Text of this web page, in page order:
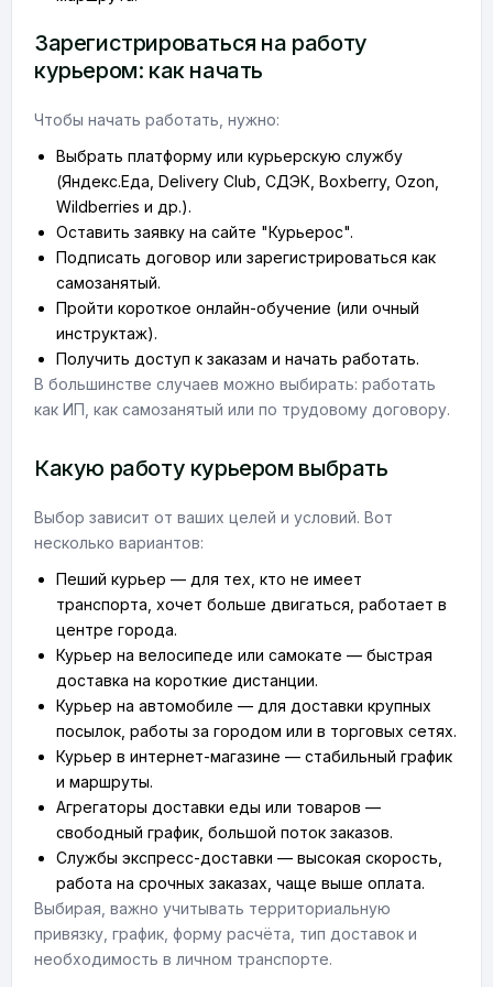
Зарегистрироваться на работу
курьером: как начать
Чтобы начать работать, нужно:
Выбрать платформу или курьерскую службу
(Яндекс.Еда, Delivery Club, СДЭК, Boxberry, Ozon,
Wildberries и др.).
Оставить заявку на сайте "Курьерос".
Подписать договор или зарегистрироваться как
самозанятый.
Пройти короткое онлайн-обучение (или очный
инструктаж).
Получить доступ к заказам и начать работать.
В большинстве случаев можно выбирать: работать
как ИП, как самозанятый или по трудовому договору.
Какую работу курьером выбрать
Выбор зависит от ваших целей и условий. Вот
несколько вариантов:
Пеший курьер — для тех, кто не имеет
транспорта, хочет больше двигаться, работает в
центре города.
Курьер на велосипеде или самокате — быстрая
доставка на короткие дистанции.
Курьер на автомобиле — для доставки крупных
посылок, работы за городом или в торговых сетях.
Курьер в интернет-магазине — стабильный график
и маршруты.
Агрегаторы доставки еды или товаров —
свободный график, большой поток заказов.
Службы экспресс-доставки — высокая скорость,
работа на срочных заказах, чаще выше оплата.
Выбирая, важно учитывать территориальную
привязку, график, форму расчёта, тип доставок и
необходимость в личном транспорте.